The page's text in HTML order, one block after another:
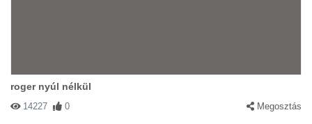
roger nyúl nélkül
14227 0 Megosztás